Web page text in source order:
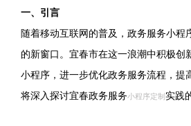
一、引言
随着移动互联网的普及，政务服务小程
的新窗口。宜春市在这一浪潮中积极创
小程序，进一步优化政务服务流程，提
将深入探讨宜春政务服务小程序定制 实践